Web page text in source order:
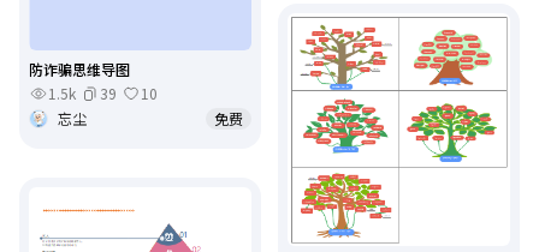
防诈骗思维导图
1.5k
39
10
忘尘
免费